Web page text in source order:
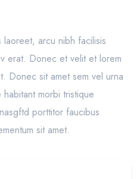
arcu nibh facilisis
erat. Donec et velit et lorem
Donec sit amet sem vel urna
morbi tristique
porttitor faucibus
sit amet.